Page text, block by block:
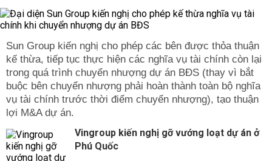
Sun Group kiến nghị cho phép các bên được thỏa thuận
kế thừa, tiếp tục thực hiện các nghĩa vụ tài chính còn lại
trong quá trình chuyển nhượng dự án BĐS (thay vì bắt
buộc bên chuyển nhượng phải hoàn thành toàn bộ nghĩa
vụ tài chính trước thời điểm chuyển nhượng), tạo thuận
lợi M&A dự án.
Vingroup kiến nghị gỡ vướng loạt dự án ở
Phú Quốc